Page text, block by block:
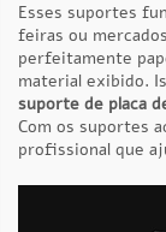
Esses suportes
feiras ou
perfeitamente
material exibido.
suporte de placa
Com os suportes
profissional que